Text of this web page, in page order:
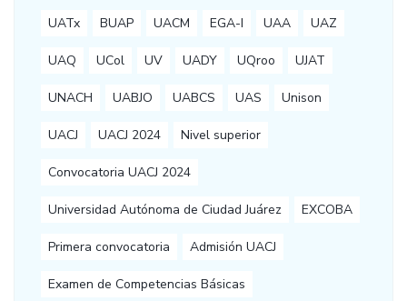
UATx BUAP UACM EGA-I UAA UAZ
UAQ UCol UV UADY UQroo UJAT
UNACH UABJO UABCS UAS Unison
UACJ UACJ 2024 Nivel superior
Convocatoria UACJ 2024
Universidad Autónoma de Ciudad Juárez EXCOBA
Primera convocatoria Admisión UACJ
Examen de Competencias Básicas